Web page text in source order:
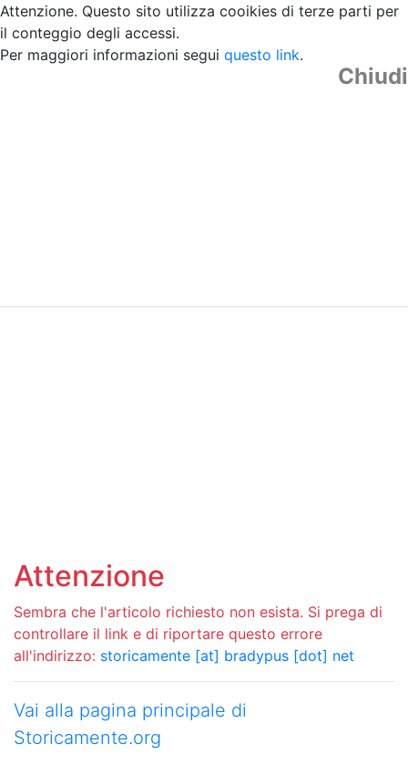
Attenzione. Questo sito utilizza cooikies di terze parti per
il conteggio degli accessi.
Per maggiori informazioni segui questo link.
Chiudi
Attenzione
Sembra che l'articolo richiesto non esista. Si prega di
controllare il link e di riportare questo errore
all'indirizzo: storicamente [at] bradypus [dot] net
Vai alla pagina principale di
Storicamente.org